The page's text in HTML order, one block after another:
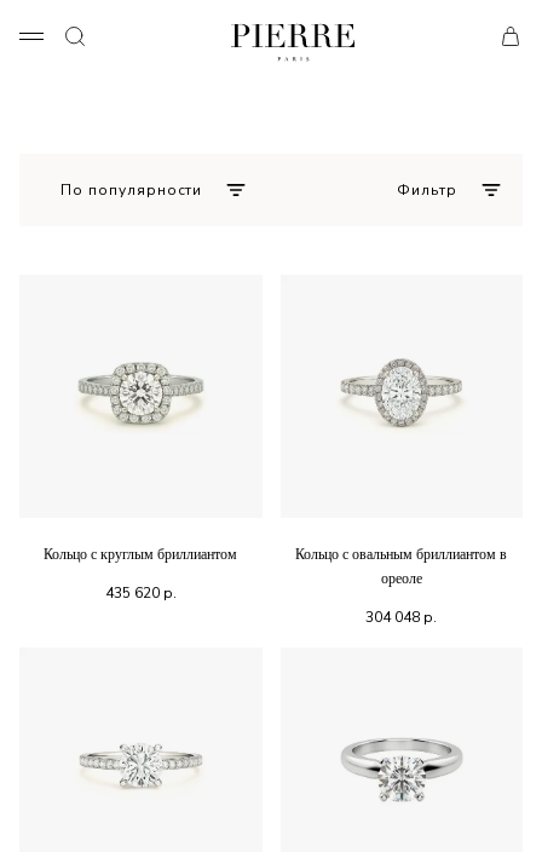
Фильтр
По популярности
Кольцо с круглым бриллиантом
435 620р.
Кольцо с овальным бриллиантом в
ореоле
304 048 р.